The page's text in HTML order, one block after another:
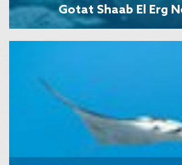
Gotat Shaab El Erg